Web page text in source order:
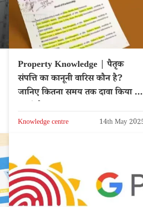
Property Knowledge | पैतृक
संपत्ति का कानूनी वारिस कौन है?
जानिए कितना समय तक दावा किया जा
Knowledge centre 14th May